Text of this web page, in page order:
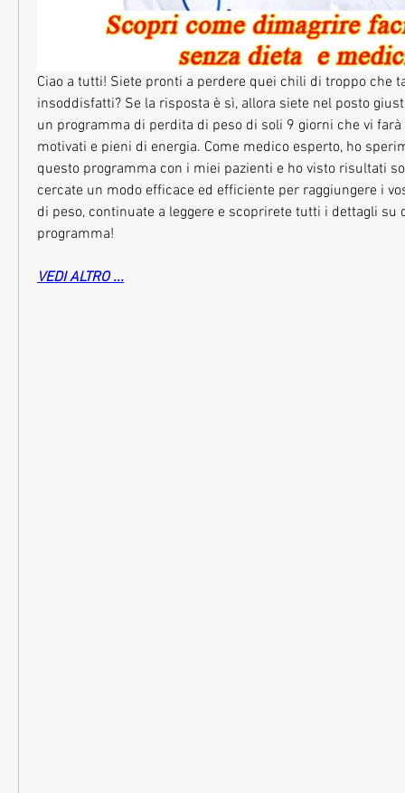
Ciao a tutti! Siete pronti a perdere quei chili di troppo che
insoddisfatti? Se la risposta è sì, allora siete nel posto
un programma di perdita di peso di soli 9 giorni che vi
motivati e pieni di energia. Come medico esperto, ho
questo programma con i miei pazienti e ho visto risultati
cercate un modo efficace ed efficiente per raggiungere i
di peso, continuate a leggere e scoprirete tutti i dettagli su
programma!
VEDI ALTRO ...